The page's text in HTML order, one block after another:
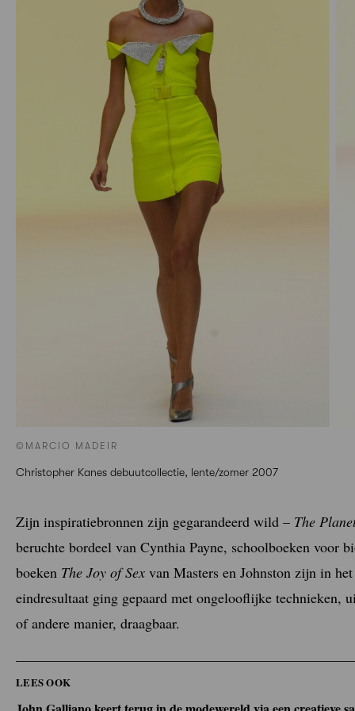
©MARCIO MADEIR
Christopher Kanes debuutcollectie, lente/zomer 2007
Zijn inspiratiebronnen zijn gegarandeerd wild – The
beruchte bordeel van Cynthia Payne, schoolboeken voor
boeken The Joy of Sex van Masters en Johnston zijn in
eindresultaat ging gepaard met ongelooflijke technieken,
of andere manier, draagbaar.
LEES OOK